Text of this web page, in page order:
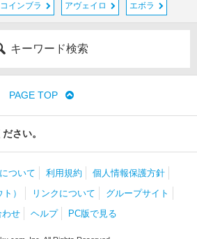
コインブラ アヴェイロ エボラ
キーワード検索
PAGE TOP
さい。
ついて 利用規約
個人情報保護方針
）
リンクについて
グループサイト
わせ
ヘルプ PC版で見る